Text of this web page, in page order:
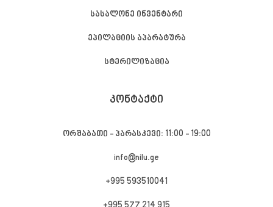
სასალონე ინვენტარი
ეპილაციის აპარატურა
სტერილიზაცია
ᲙᲝᲜᲢᲐᲥᲢᲘ
ორშაბათი - პარასკევი: 11:00 - 19:00
info@nilu.ge
+995 593510041